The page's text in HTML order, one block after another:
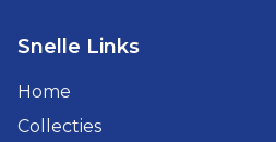
Snelle Links
Home
Collecties